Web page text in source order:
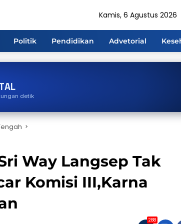
Kamis, 6 Agustus 2026
Politik Pendidikan Advetorial
detik
Way Langsep Tak
Komisi III,Karna
288